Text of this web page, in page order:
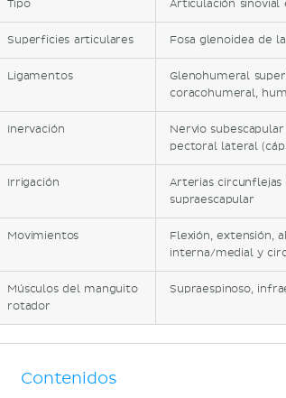
Tipo Articulación
Superficies articulares Fosa glenoidea de
Ligamentos
Glenohumeral
coracohumeral,
Inervación
Nervio
pectoral lateral
Irrigación
Arterias
supraescapular
Movimientos
Flexión, extensión,
interna/medial y
Músculos del manguito
rotador
Supraespinoso,
Contenidos